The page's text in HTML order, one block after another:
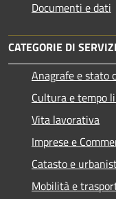
Documenti e dati
CATEGORIE DI
Anagrafe e stato
Cultura e tempo
Vita lavorativa
Imprese e
Catasto e
Mobilità e